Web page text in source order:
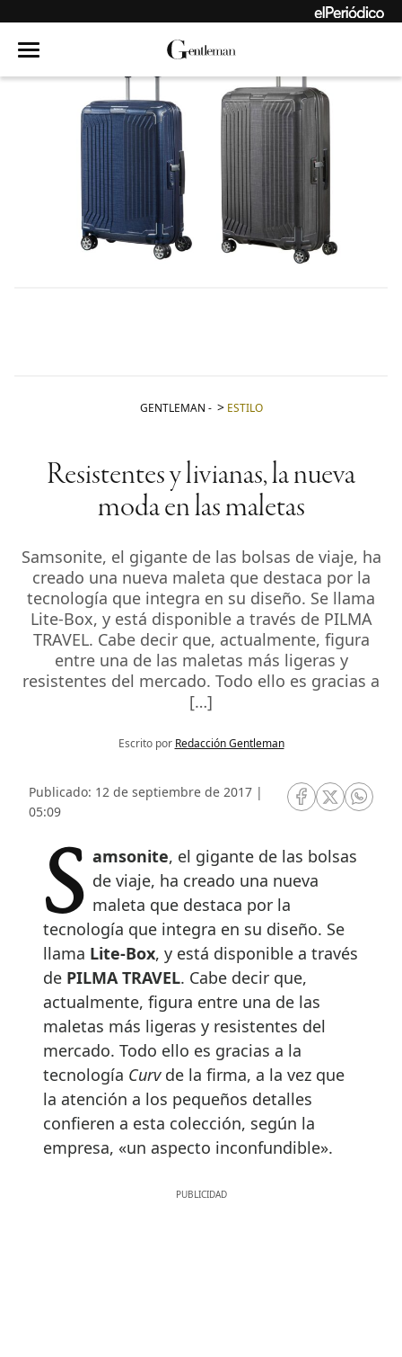
GENTLEMAN - ESTILO
Resistentes y livianas, la nueva
moda en las maletas
Samsonite, el gigante de las bolsas de viaje, ha
creado una nueva maleta que destaca por la
tecnología que integra en su diseño. Se llama
Lite-Box, y está disponible a través de PILMA
TRAVEL. Cabe decir que, actualmente, figura
entre una de las maletas más ligeras y
resistentes del mercado. Todo ello es gracias a
[…]
Escrito por Redacción Gentleman
Publicado: 12 de septiembre de 2017 |
05:09
RRSS Facebook
RRSSRRSS
Samsonite, el gigante de las bolsas
de viaje, ha creado una nueva
maleta que destaca por la
tecnología que integra en su diseño. Se
llama Lite-Box, y está disponible a través
de PILMA TRAVEL. Cabe decir que,
actualmente, figura entre una de las
maletas más ligeras y resistentes del
mercado. Todo ello es gracias a la
tecnología Curvde la firma, a la vez que
la atención a los pequeños detalles
confieren a esta colección, según la
empresa, «un aspecto inconfundible».